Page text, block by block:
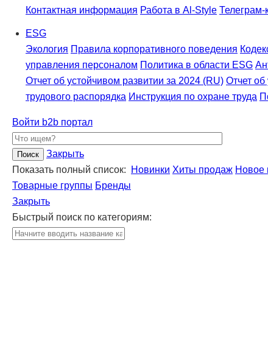
Контактная информация Работа в Al-Style Телеграм-
ESG
Экология Правила корпоративного поведения
управления персоналом Политика в области ESG
Отчет об устойчивом развитии за 2024 (RU) Отчет об
трудового распорядка Инструкция по охране труда
Войти b2b портал
Закрыть
Показать полный список:
Новинки Хиты продаж Новое
Товарные группы Бренды
Закрыть
Быстрый поиск по категориям: